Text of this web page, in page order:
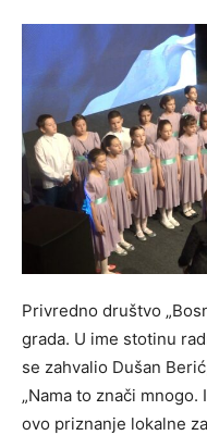
Privredno društvo
grada. U ime stotinu
se zahvalio Dušan
„Nama to znači
ovo priznanje lokalne